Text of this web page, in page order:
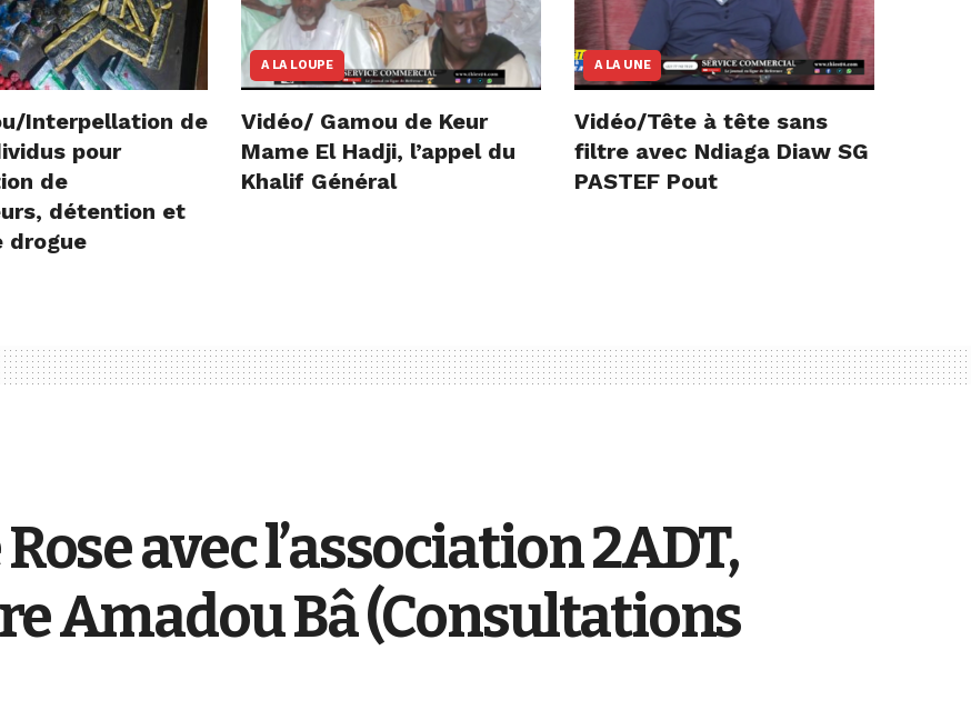
Interpellation de
pour
de
détention et
drogue
A LA LOUPE
Vidéo/ Gamou de Keur
Mame El Hadji, l’appel du
Khalif Général
A LA UNE
Vidéo/Tête à tête sans
filtre avec Ndiaga Diaw SG
PASTEF Pout
avec l’association 2ADT,
Amadou Bâ (Consultations